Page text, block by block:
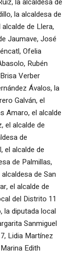
la alcaldesa de
de Llera,
Jaumave, José
Ofelia
Rubén
Verber
Ávalos, la
Galván, el
Amaro, el alcalde
el alcalde de
de
el alcalde de
de Palmillas,
de San
el alcalde de
del Distrito 11
la diputada local
Sanmiguel
Lidia Martínez
Edith